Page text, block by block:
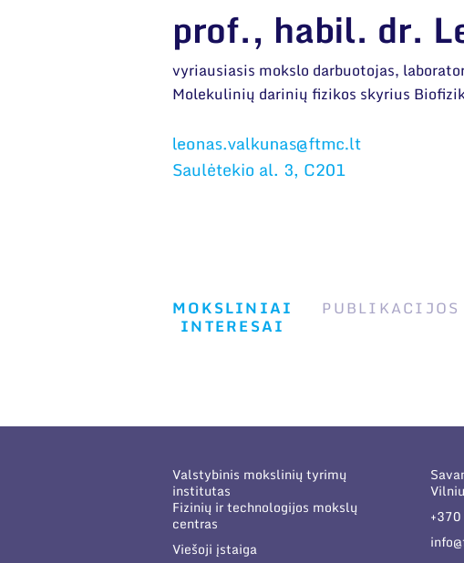
prof., habil. dr.
vyriausiasis mokslo darbuotojas,
Molekulinių darinių fizikos skyrius
Saulėtekio al. 3, C201
MOKSLINIAI
INTERESAI
PUBLIKACIJOS
Valstybinis mokslinių tyrimų
institutas
Fizinių ir technologijos mokslų
centras
Viešoji įstaiga